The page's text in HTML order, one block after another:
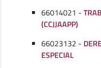
66014021 -
(CCJJAAPP)
66023132 -
ESPECIAL